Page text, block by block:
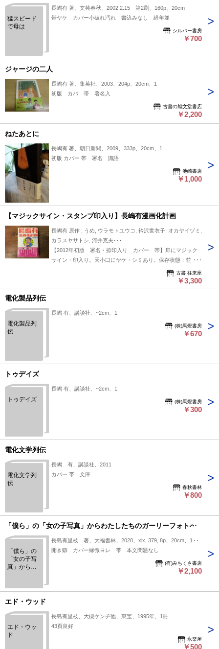
猛スピード
で母は
長嶋有 著、文芸春秋、2002.2.15 第2刷、160p、20cm
帯ヤケ カバー小破れ汚れ 書込みなし 経年並
シルバー書房
￥700
ジャージの二人
長嶋有 著、集英社、2003、204p、20cm、1
初版 カバ 帯 署名入
古書の旭文堂書店
￥2,200
ねたあとに
長嶋有 著、朝日新聞、2009、333p、20cm、1
初版 カバー 帯 署名 識語
池崎書店
￥1,000
【マジックサイン・スタンプ印入り】長嶋有漫画化計画
長嶋有 原作 ; うめ, ウラモトユウコ, 衿沢世衣子, オカヤイヅミ,
カラスヤサトシ, 河井克夫･･･
【2012年初版 署名・捺印入り カバー 帯】扉にマジック
サイン・印入り。天小口にヤケ・シミあり。保存状態：並（経
年の瑕疵が普通にあるがひどくはない経年並み）
古書 往来座
￥3,300
電化製品列伝
電化製品列
伝
長嶋 有、講談社、~2cm、1
(株)馬燈書房
￥670
トゥデイズ
トゥデイズ
長嶋 有、講談社、~2cm、1
(株)馬燈書房
￥300
電化文学列伝
電化文学列
伝
長嶋 有、講談社、2011
カバー 帯 文庫
春秋書林
￥800
「僕ら」の「女の子写真」からわたしたちのガーリーフォトへ
「僕ら」の
「女の子写
真」からわ
ォトへ
長島有里枝 著、大福書林、2020、xix, 379, 8p、20cm、1冊
開き癖 カバー縁微ヨレ 帯 本文問題なし
(有)みちくさ書店
￥2,100
エド・ウッド
エド・ウッ
ド
長島有里枝、大槻ケンヂ他、東宝、1995年、1冊
43頁良好
永楽屋
￥500